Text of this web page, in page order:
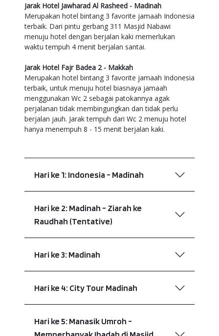
Jarak Hotel Jawharad Al Rasheed - Madinah
Merupakan hotel bintang 3 favorite jamaah Indonesia
terbaik. Dari pintu gerbang 311 Masjid Nabawi
menuju hotel dengan berjalan kaki memerlukan
waktu tempuh 4 menit berjalan santai.
Jarak Hotel Fajr Badea 2 - Makkah
Merupakan hotel bintang 3 favorite jamaah Indonesia
terbaik, untuk menuju hotel biasnaya jamaah
menggunakan Wc 2 sebagai patokannya agak
perjalanan tidak membingungkan dan tidak perlu
berjalan jauh. Jarak tempuh dari Wc 2 menuju hotel
hanya menempuh 8 - 15 menit berjalan kaki.
Hari ke 1: Indonesia - Madinah
Hari ke 2: Madinah - Ziarah ke
Raudhah (Tentative)
Hari ke 3: Madinah
Hari ke 4: City Tour Madinah
Hari ke 5: Manasik Umroh -